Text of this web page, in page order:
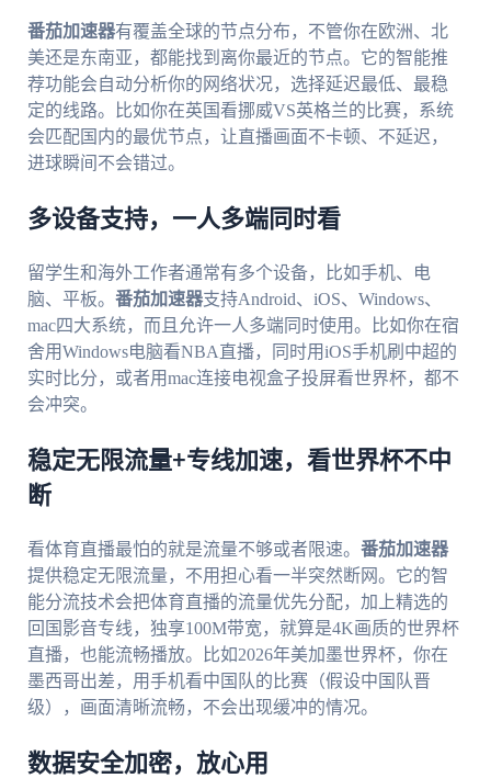
番茄加速器有覆盖全球的节点分布，不管你在欧洲、北
美还是东南亚，都能找到离你最近的节点。它的智能推
荐功能会自动分析你的网络状况，选择延迟最低、最稳
定的线路。比如你在英国看挪威VS英格兰的比赛，系统
会匹配国内的最优节点，让直播画面不卡顿、不延迟，
进球瞬间不会错过。
多设备支持，一人多端同时看
留学生和海外工作者通常有多个设备，比如手机、电
脑、平板。 番茄加速器支持Android、iOS、Windows、
mac四大系统，而且允许一人多端同时使用。比如你在宿
舍用Windows电脑看NBA直播，同时用iOS手机刷中超的
实时比分，或者用mac连接电视盒子投屏看世界杯，都不
会冲突。
稳定无限流量+专线加速，看世界杯不中
断
看体育直播最怕的就是流量不够或者限速。 番茄加速器
提供稳定无限流量，不用担心看一半突然断网。它的智
能分流技术会把体育直播的流量优先分配，加上精选的
回国影音专线，独享100M带宽，就算是4K画质的世界杯
直播，也能流畅播放。比如2026年美加墨世界杯，你在
墨西哥出差，用手机看中国队的比赛（假设中国队晋
级），画面清晰流畅，不会出现缓冲的情况。
数据安全加密，放心用